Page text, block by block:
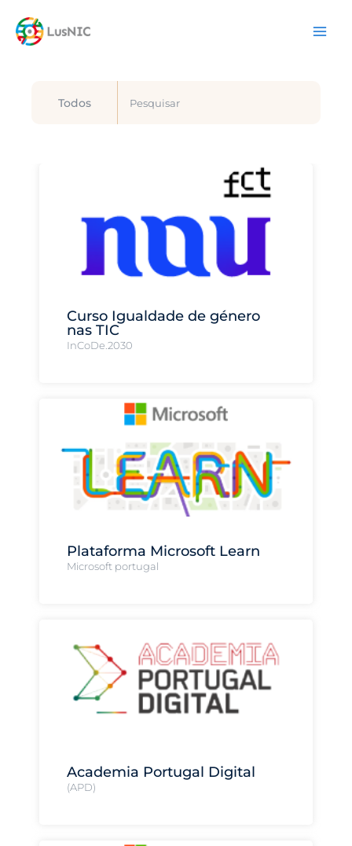
content
Todos
Curso Igualdade de género
nas TIC
InCoDe.2030
Plataforma Microsoft Learn
Microsoft portugal
Academia Portugal Digital
(APD)